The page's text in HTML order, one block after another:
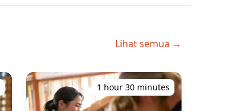
Lihat semua →
1 hour 30 minutes